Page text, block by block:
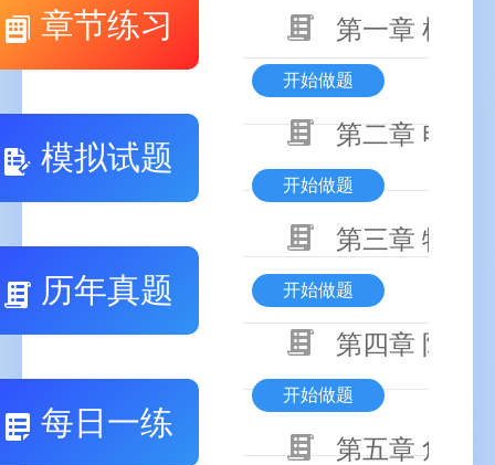
章节练习
模拟试题
历年真题
每日一练
第一章 机械
开始做题
第二章 电气
开始做题
第三章 特种
开始做题
第四章 防火
开始做题
第五章 危险